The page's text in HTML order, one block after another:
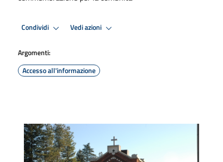
Condividi Vedi azioni
Argomenti:
Accesso all'informazione